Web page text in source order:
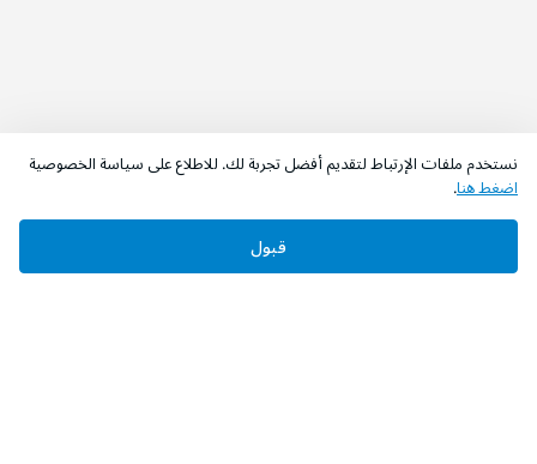
نستخدم ملفات الإرتباط لتقديم أفضل تجربة لك. للاطلاع على سياسة الخصوصية
اضغط هنا.
قبول